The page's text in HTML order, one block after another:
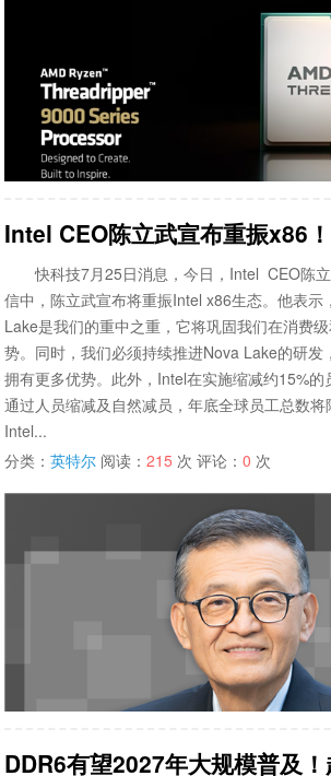
Intel CEO陈立武宣布重振x86
快科技7月25日消息，今日，Intel CEO陈立
信中，陈立武宣布将重振Intel x86生态。他表示
Lake是我们的重中之重，它将巩固我们在消费
势。同时，我们必须持续推进Nova Lake的研发
拥有更多优势。此外，Intel在实施缩减约15%
通过人员缩减及自然减员，年底全球员工总数将
Intel...
分类：英特尔 阅读：215 次 评论：0 次
DDR6有望2027年大规模普及